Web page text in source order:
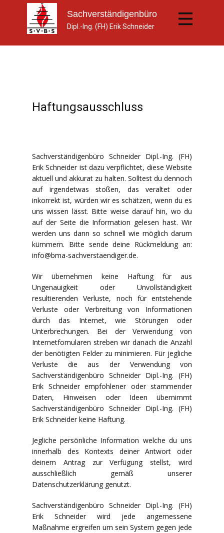
Sachverständi​genbüro
Dipl.-Ing. (FH) Erik Schneider
Haftungsausschluss
Sachverständigenbüro Schneider Dipl.-Ing. (FH)
Erik Schneider ist dazu verpflichtet, diese Website
aktuell und akkurat zu halten. Solltest du dennoch
auf irgendetwas stoßen, das veraltet oder
inkorrekt ist, würden wir es schätzen, wenn du es
uns wissen lässt. Bitte weise darauf hin, wo du
auf der Seite die Information gelesen hast. Wir
werden uns dann so schnell wie möglich darum
kümmern. Bitte sende deine Rückmeldung an:
info@bma-sachverstaendiger.de.
Wir übernehmen keine Haftung für aus
Ungenauigkeit oder Unvollständigkeit
resultierenden Verluste, noch für entstehende
Verluste oder Verbreitung von Informationen
durch das Internet, wie Störungen oder
Unterbrechungen. Bei der Verwendung von
Internetfomularen streben wir danach die Anzahl
der benötigten Felder zu minimieren. Für jegliche
Verluste die aus der Verwendung von
Sachverständigenbüro Schneider Dipl.-Ing. (FH)
Erik Schneider empfohlener oder stammender
Daten, Hinweisen oder Ideen übernimmt
Sachverständigenbüro Schneider Dipl.-Ing. (FH)
Erik Schneider keine Haftung.
Jegliche persönliche Information welche du uns
innerhalb des Kontexts deiner Antwort oder
deinem Antrag zur Verfügung stellst, wird
ausschließlich gemäß unserer
Datenschutzerklärung genutzt.
Sachverständigenbüro Schneider Dipl.-Ing. (FH)
Erik Schneider wird jede angemessene
Maßnahme ergreifen um sein System gegen jede